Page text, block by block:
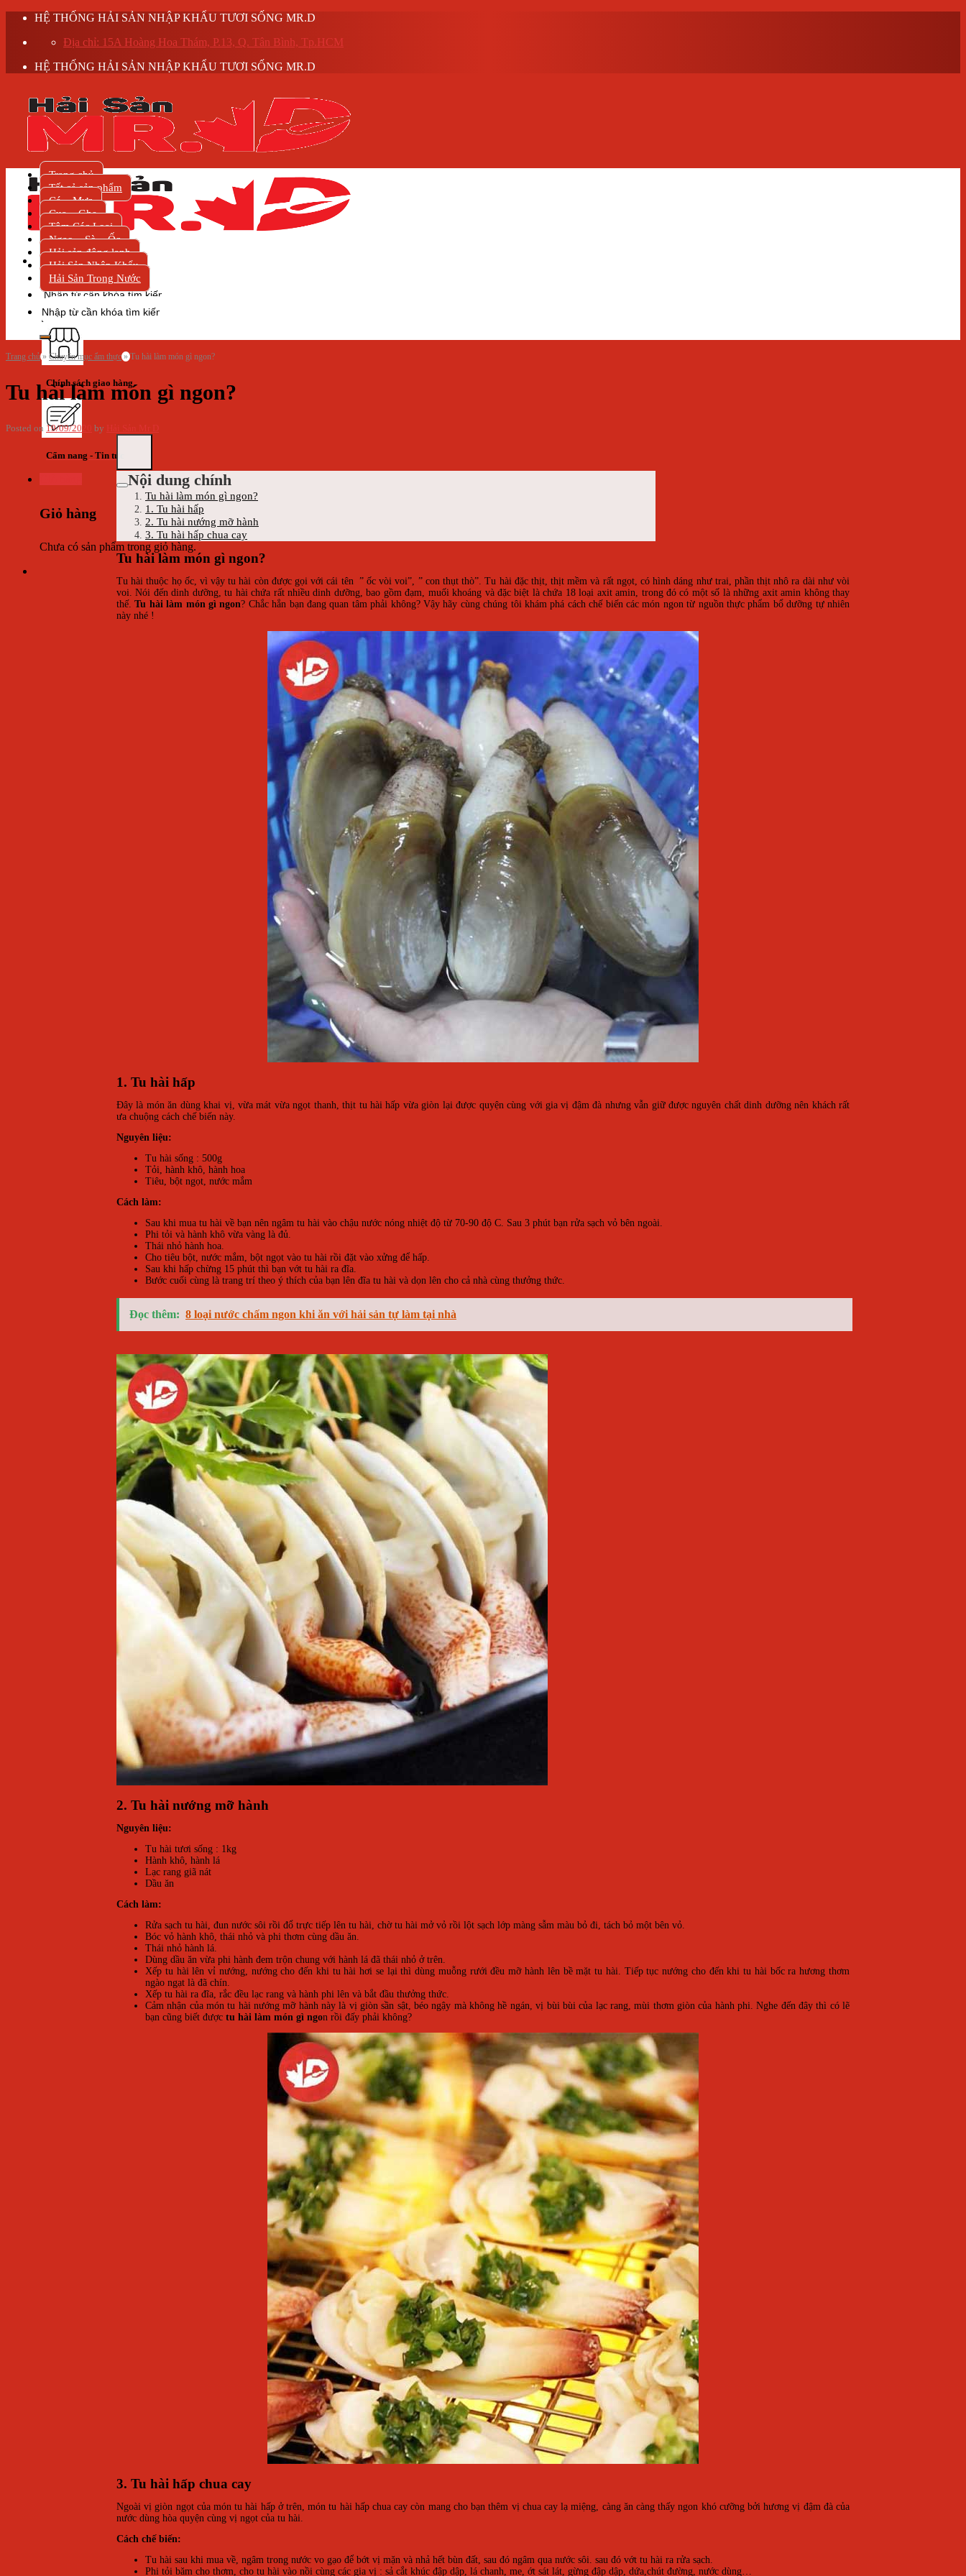
Skip
content
HỆ THỐNG HẢI SẢN NHẬP KHẨU TƯƠI SỐNG MR.D
Địa chỉ: 15A Hoàng Hoa Thám, P.13, Q. Tân Bình, Tp.HCM
HỆ THỐNG HẢI SẢN NHẬP KHẨU TƯƠI SỐNG MR.D
Tìm
kiếm:
Chính sách giao hàng
Cẩm nang - Tin tức
Giỏ hàng
Chưa có sản phẩm trong giỏ hàng.
Trang chủ
Tất cả sản phẩm
Cá – Mực
Cua – Ghẹ
Tôm Các Loại
Ngao – Sò – Ốc
Hải sản đông lạnh
Hải Sản Nhập Khẩu
Hải Sản Trong Nước
Tìm
kiếm:
Trang chủ» Chuyên mục ẩm thực»Tu hài làm món gì ngon?
Tu hài làm món gì ngon?
Posted on 19/09/2020 by
Nội dung chính
Tu hài làm món gì ngon?
1. Tu hài hấp
2. Tu hài nướng mỡ hành
3. Tu hài hấp chua cay
Tu hài làm món gì ngon?
Tu hài thuộc họ ốc, vì vậy tu hài còn được gọi với cái tên ” ốc vòi voi”, ” con thụt thò”. Tu hài đặc thịt, thịt mềm và rất ngọt, có hình dáng như trai, phần thịt nhô ra dài như vòi
voi. Nói đến dinh dưỡng, tu hài chứa rất nhiều dinh dưỡng, bao gồm đạm, muối khoáng và đặc biệt là chứa 18 loại axit amin, trong đó có một số là những axit amin không thay
thế.Tu hài làm món gì ngon? Chắc hẳn bạn đang quan tâm phải không? Vậy hãy cùng chúng tôi khám phá cách chế biến các món ngon từ nguồn thực phẩm bổ dưỡng tự nhiên
này nhé !
1. Tu hài hấp
Đây là món ăn dùng khai vị, vừa mát vừa ngọt thanh, thịt tu hài hấp vừa giòn lại được quyện cùng với gia vị đậm đà nhưng vẫn giữ được nguyên chất dinh dưỡng nên khách rất
ưa chuộng cách chế biến này.
Nguyên liệu:
Tu hài sống : 500g
Tỏi, hành khô, hành hoa
Tiêu, bột ngọt, nước mắm
Cách làm:
Sau khi mua tu hài về bạn nên ngâm tu hài vào chậu nước nóng nhiệt độ từ 70-90 độ C. Sau 3 phút bạn rửa sạch vỏ bên ngoài.
Phi tỏi và hành khô vừa vàng là đủ.
Thái nhỏ hành hoa.
Cho tiêu bột, nước mắm, bột ngọt vào tu hài rồi đặt vào xửng để hấp.
Sau khi hấp chừng 15 phút thì bạn vớt tu hài ra đĩa.
Bước cuối cùng là trang trí theo ý thích của bạn lên đĩa tu hài và dọn lên cho cả nhà cùng thưởng thức.
Đọc thêm: 8 loại nước chấm ngon khi ăn với hải sản tự làm tại nhà
2. Tu hài nướng mỡ hành
Nguyên liệu:
Tu hài tươi sống : 1kg
Hành khô, hành lá
Lạc rang giã nát
Dầu ăn
Cách làm:
Rửa sạch tu hài, đun nước sôi rồi đổ trực tiếp lên tu hài, chờ tu hài mở vỏ rồi lột sạch lớp màng sẫm màu bỏ đi, tách bỏ một bên vỏ.
Bóc vỏ hành khô, thái nhỏ và phi thơm cùng dầu ăn.
Thái nhỏ hành lá.
Dùng dầu ăn vừa phi hành đem trộn chung với hành lá đã thái nhỏ ở trên.
Xếp tu hài lên vỉ nướng, nướng cho đến khi tu hài hơi se lại thì dùng muỗng rưới đều mỡ hành lên bề mặt tu hài. Tiếp tục nướng cho đến khi tu hài bốc ra hương thơm
ngào ngạt là đã chín.
Xếp tu hài ra đĩa, rắc đều lạc rang và hành phi lên và bắt đầu thưởng thức.
Cảm nhận của món tu hài nướng mỡ hành này là vị giòn sần sật, béo ngậy mà không hề ngán, vị bùi bùi của lạc rang, mùi thơm giòn của hành phi. Nghe đến đây thì có lẽ
bạn cũng biết được tu hài làm món gì ngon rồi đấy phải không?
3. Tu hài hấp chua cay
Ngoài vị giòn ngọt của món tu hài hấp ở trên, món tu hài hấp chua cay còn mang cho bạn thêm vị chua cay lạ miệng, càng ăn càng thấy ngon khó cưỡng bởi hương vị đậm đà của
nước dùng hòa quyện cùng vị ngọt của tu hài.
Cách chế biến:
Tu hài sau khi mua về, ngâm trong nước vo gạo để bớt vị mặn và nhả hết bùn đất, sau đó ngâm qua nước sôi. sau đó vớt tu hài ra rửa sạch.
Phi tỏi băm cho thơm, cho tu hài vào nồi cùng các gia vị : sả cắt khúc đập dập, lá chanh, me, ớt sát lát, gừng đập dập, dứa,chút đường, nước dùng…